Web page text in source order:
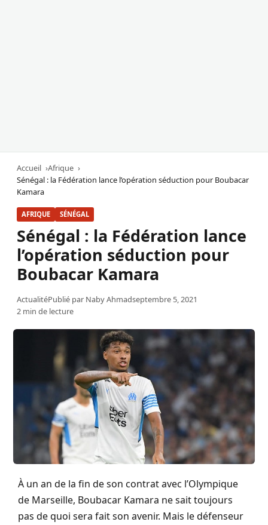
Accueil
Afrique
Sénégal : la Fédération lance l’opération séduction pour Boubacar
Kamara
AFRIQUE SÉNÉGAL
Sénégal : la Fédération lance
l’opération séduction pour
Boubacar Kamara
ActualitéPublié par Naby Ahmadseptembre 5, 2021
2 min de lecture
À un an de la fin de son contrat avec l’Olympique
de Marseille, Boubacar Kamara ne sait toujours
pas de quoi sera fait son avenir. Mais le défenseur